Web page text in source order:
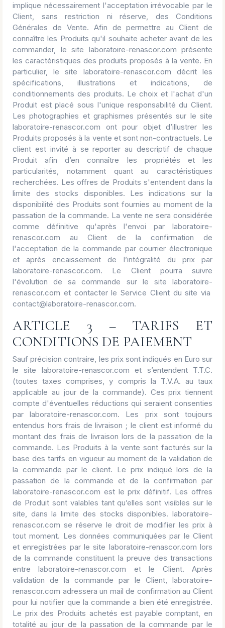
implique nécessairement l'acceptation irrévocable par le
Client, sans restriction ni réserve, des Conditions
Générales de Vente. Afin de permettre au Client de
connaître les Produits qu'il souhaite acheter avant de les
commander, le site laboratoire-renascor.com présente
les caractéristiques des produits proposés à la vente. En
particulier, le site laboratoire-renascor.com décrit les
spécifications, illustrations et indications, de
conditionnements des produits. Le choix et l'achat d'un
Produit est placé sous l'unique responsabilité du Client.
Les photographies et graphismes présentés sur le site
laboratoire-renascor.com ont pour objet d’illustrer les
Produits proposés à la vente et sont non-contractuels. Le
client est invité à se reporter au descriptif de chaque
Produit afin d’en connaître les propriétés et les
particularités, notamment quant au caractéristiques
recherchées. Les offres de Produits s'entendent dans la
limite des stocks disponibles. Les indications sur la
disponibilité des Produits sont fournies au moment de la
passation de la commande. La vente ne sera considérée
comme définitive qu'après l'envoi par laboratoire-
renascor.com au Client de la confirmation de
l'acceptation de la commande par courrier électronique
et après encaissement de l’intégralité du prix par
laboratoire-renascor.com. Le Client pourra suivre
l'évolution de sa commande sur le site laboratoire-
renascor.com et contacter le Service Client du site via
contact@laboratoire-renascor.com.
ARTICLE 3 – TARIFS ET
CONDITIONS DE PAIEMENT
Sauf précision contraire, les prix sont indiqués en Euro sur
le site laboratoire-renascor.com et s’entendent T.T.C.
(toutes taxes comprises, y compris la T.V.A. au taux
applicable au jour de la commande). Ces prix tiennent
compte d'éventuelles réductions qui seraient consenties
par laboratoire-renascor.com. Les prix sont toujours
entendus hors frais de livraison ; le client est informé du
montant des frais de livraison lors de la passation de la
commande. Les Produits à la vente sont facturés sur la
base des tarifs en vigueur au moment de la validation de
la commande par le client. Le prix indiqué lors de la
passation de la commande et de la confirmation par
laboratoire-renascor.com est le prix définitif. Les offres
de Produit sont valables tant qu’elles sont visibles sur le
site, dans la limite des stocks disponibles. laboratoire-
renascor.com se réserve le droit de modifier les prix à
tout moment. Les données communiquées par le Client
et enregistrées par le site laboratoire-renascor.com lors
de la commande constituent la preuve des transactions
entre laboratoire-renascor.com et le Client. Après
validation de la commande par le Client, laboratoire-
renascor.com adressera un mail de confirmation au Client
pour lui notifier que la commande a bien été enregistrée.
Le prix des Produits achetés est payable comptant, en
totalité au jour de la passation de la commande par le